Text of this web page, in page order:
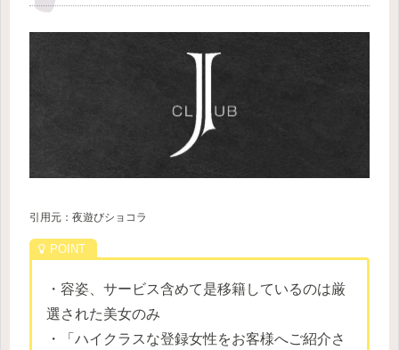
引用元：夜遊びショコラ
・容姿、サービス含めて是移籍しているのは厳
選された美女のみ
・「ハイクラスな登録女性をお客様へご紹介さ